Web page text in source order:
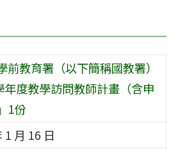
前教育署（以下簡稱國教署）
年度教學訪問教師計畫（含申
1份
1 月 16 日